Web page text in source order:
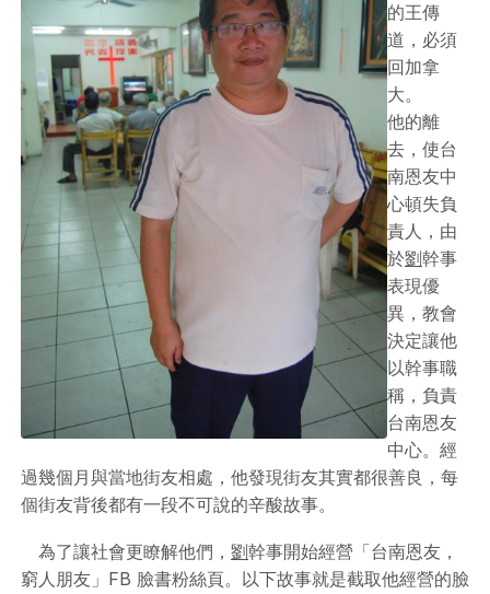
的王傳
道，必須
回加拿
大。
他的離
去，使台
南恩友中
心頓失負
責人，由
於劉幹事
表現優
異，教會
決定讓他
以幹事職
稱，負責
台南恩友
中心。經
過幾個月與當地街友相處，他發現街友其實都很善良，每
個街友背後都有一段不可說的辛酸故事。
為了讓社會更瞭解他們， 劉幹事開始經營「台南恩友，
窮人朋友」FB 臉書粉絲頁。以下故事就是截取他經營的臉